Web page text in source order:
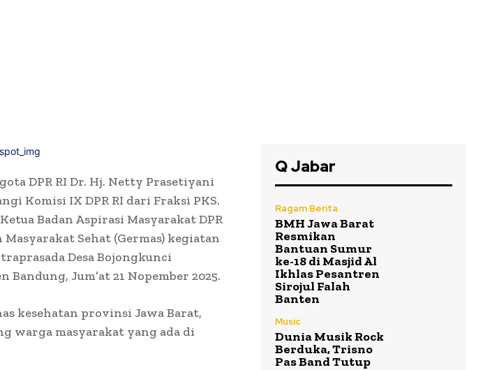
DPR RI Dr. Hj. Netty Prasetiyani
Komisi IX DPR RI dari Fraksi PKS.
Badan Aspirasi Masyarakat DPR
Sehat (Germas) kegiatan
Desa Bojongkunci
Jum’at 21 Nopember 2025.
kesehatan provinsi Jawa Barat,
warga masyarakat yang ada di
Q Jabar
Ragam Berita
BMH Jawa Barat
Resmikan
Bantuan Sumur
ke-18 di Masjid Al
Ikhlas Pesantren
Sirojul Falah
Banten
Music
Dunia Musik Rock
Berduka, Trisno
Pas Band Tutup